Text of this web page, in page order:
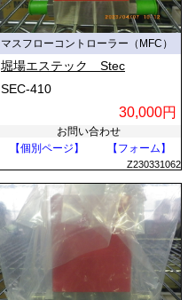
マスフローコントローラー（MFC）
堀場エステック Stec
SEC-410
30,000円
お問い合わせ
【個別ページ】
【フォーム】
Z230331062